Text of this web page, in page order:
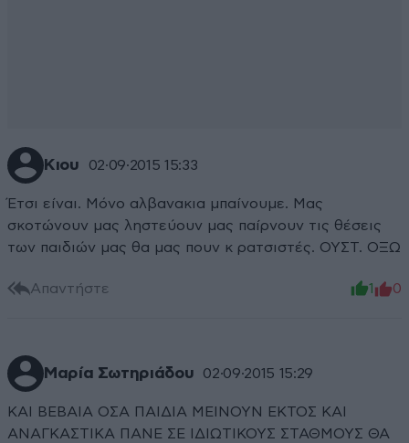
Κιου 02·09·2015 15:33
Έτσι είναι. Μόνο αλβανακια μπαίνουμε. Μας
σκοτώνουν μας ληστεύουν μας παίρνουν τις θέσεις
των παιδιών μας θα μας πουν κ ρατσιστές. ΟΥΣΤ. ΟΞΩ
Απαντήστε 1 0
Μαρία Σωτηριάδου 02·09·2015 15:29
ΚΑΙ ΒΕΒΑΙΑ ΟΣΑ ΠΑΙΔΙΑ ΜΕΙΝΟΥΝ ΕΚΤΟΣ ΚΑΙ
ΑΝΑΓΚΑΣΤΙΚΑ ΠΑΝΕ ΣΕ ΙΔΙΩΤΙΚΟΥΣ ΣΤΑΘΜΟΥΣ ΘΑ